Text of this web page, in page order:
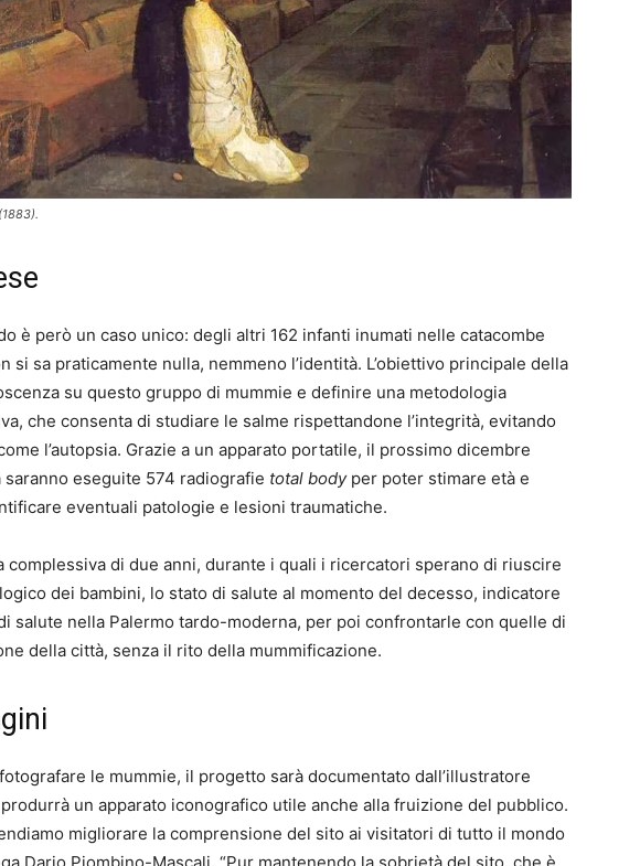
è però un caso unico: degli altri 162 infanti inumati nelle catacombe
si sa praticamente nulla, nemmeno l’identità. L’obiettivo principale della
su questo gruppo di mummie e definire una metodologia
che consenta di studiare le salme rispettandone l’integrità, evitando
l’autopsia. Grazie a un apparato portatile, il prossimo dicembre
saranno eseguite 574 radiografie total bodyper poter stimare età e
eventuali patologie e lesioni traumatiche.
complessiva di due anni, durante i quali i ricercatori sperano di riuscire
dei bambini, lo stato di salute al momento del decesso, indicatore
salute nella Palermo tardo-moderna, per poi confrontarle con quelle di
della città, senza il rito della mummificazione.
le mummie, il progetto sarà documentato dall’illustratore
un apparato iconografico utile anche alla fruizione del pubblico.
migliorare la comprensione del sito ai visitatori di tutto il mondo